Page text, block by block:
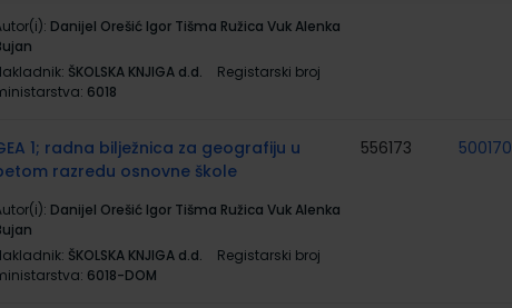
Danijel Orešić Igor Tišma Ružica Vuk Alenka
ŠKOLSKA KNJIGA d.d.
Registarski broj
6018
1; radna bilježnica za geografiju u
razredu osnovne škole
Danijel Orešić Igor Tišma Ružica Vuk Alenka
ŠKOLSKA KNJIGA d.d.
Registarski broj
6018-DOM
556173 500170